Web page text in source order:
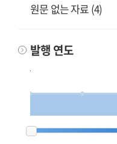
원문 없는 자료 (4)
발행 연도